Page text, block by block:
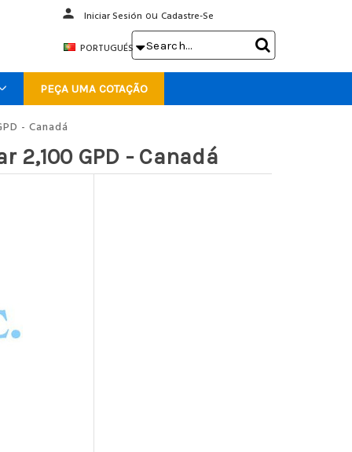
person Iniciar Sesión ou Cadastre-Se
PORTUGUÉS 
Keyword:
PEÇA UMA COTAÇÃO
- Canadá
2,100 GPD - Canadá